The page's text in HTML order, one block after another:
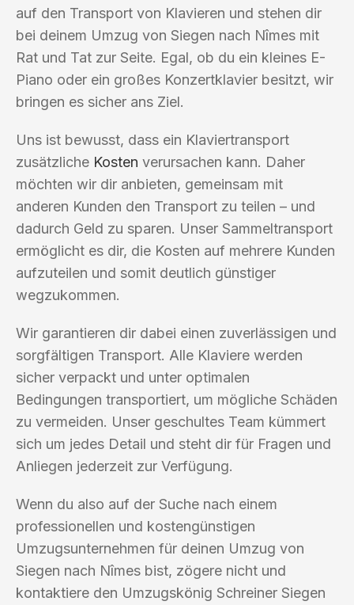
auf den Transport von Klavieren und stehen dir
bei deinem Umzug von Siegen nach Nîmes mit
Rat und Tat zur Seite. Egal, ob du ein kleines E-
Piano oder ein großes Konzertklavier besitzt, wir
bringen es sicher ans Ziel.
Uns ist bewusst, dass ein Klaviertransport
zusätzliche Kosten verursachen kann. Daher
möchten wir dir anbieten, gemeinsam mit
anderen Kunden den Transport zu teilen – und
dadurch Geld zu sparen. Unser Sammeltransport
ermöglicht es dir, die Kosten auf mehrere Kunden
aufzuteilen und somit deutlich günstiger
wegzukommen.
Wir garantieren dir dabei einen zuverlässigen und
sorgfältigen Transport. Alle Klaviere werden
sicher verpackt und unter optimalen
Bedingungen transportiert, um mögliche Schäden
zu vermeiden. Unser geschultes Team kümmert
sich um jedes Detail und steht dir für Fragen und
Anliegen jederzeit zur Verfügung.
Wenn du also auf der Suche nach einem
professionellen und kostengünstigen
Umzugsunternehmen für deinen Umzug von
Siegen nach Nîmes bist, zögere nicht und
kontaktiere den Umzugskönig Schreiner Siegen